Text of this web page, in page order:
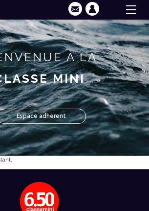
À LA
MINI
Espace adhérent